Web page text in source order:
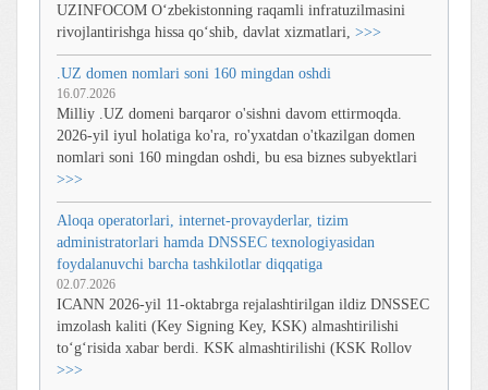
UZINFOCOM O‘zbekistonning raqamli infratuzilmasini
rivojlantirishga hissa qo‘shib, davlat xizmatlari, >>>
.UZ domen nomlari soni 160 mingdan oshdi
16.07.2026
Milliy .UZ domeni barqaror o'sishni davom ettirmoqda.
2026-yil iyul holatiga ko'ra, ro'yxatdan o'tkazilgan domen
nomlari soni 160 mingdan oshdi, bu esa biznes subyektlari
>>>
Aloqa operatorlari, internet-provayderlar, tizim
administratorlari hamda DNSSEC texnologiyasidan
foydalanuvchi barcha tashkilotlar diqqatiga
02.07.2026
ICANN 2026-yil 11-oktabrga rejalashtirilgan ildiz DNSSEC
imzolash kaliti (Key Signing Key, KSK) almashtirilishi
toʻgʻrisida xabar berdi. KSK almashtirilishi (KSK Rollov
>>>